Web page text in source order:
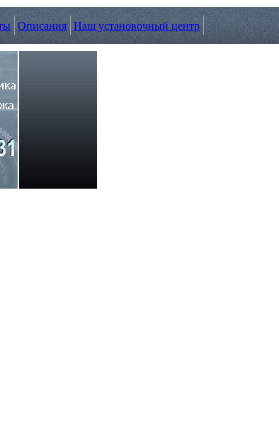
Описания Наш установочный центр